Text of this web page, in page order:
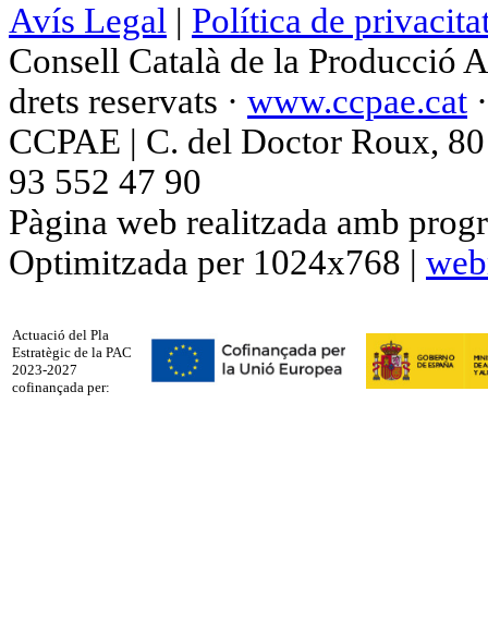
Avís Legal | Política de
Consell Català de la Producció
drets reservats · www.ccpae.cat
CCPAE | C. del Doctor Roux,
93 552 47 90
Pàgina web realitzada amb
Optimitzada per 1024x768 |
Actuació del Pla
Estratègic de la PAC
2023-2027
cofinançada per: